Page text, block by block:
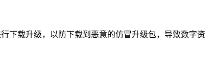
下载升级，以防下载到恶意的仿冒升级包，导致数字资